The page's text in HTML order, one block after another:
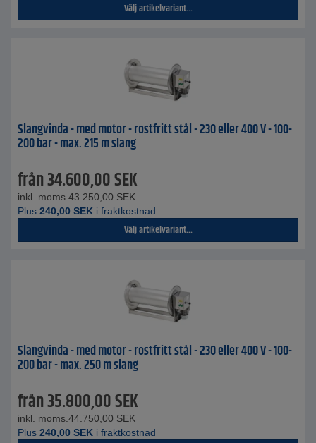
Välj artikelvariant...
Slangvinda - med motor - rostfritt stål - 230 eller 400 V - 100-
200 bar - max. 215 m slang
från34.600,00SEK
inkl. moms. 43.250,00 SEK
Plus 240,00 SEK i fraktkostnad
Välj artikelvariant...
Slangvinda - med motor - rostfritt stål - 230 eller 400 V - 100-
200 bar - max. 250 m slang
från35.800,00SEK
inkl. moms. 44.750,00 SEK
Plus 240,00 SEK i fraktkostnad